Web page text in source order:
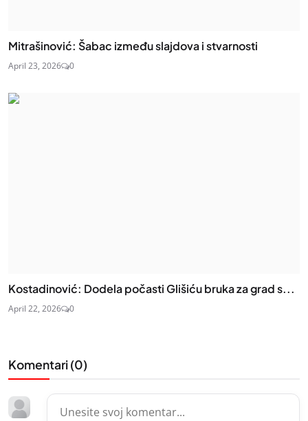
Mitrašinović: Šabac između slajdova i stvarnosti
April 23, 2026 0
Kostadinović: Dodela počasti Glišiću bruka za grad s...
April 22, 2026 0
Komentari (0)